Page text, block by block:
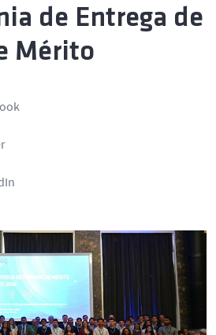
de Entrega de
Mérito